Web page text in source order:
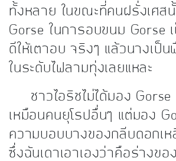
ทั้งหลาย ในขณะที่คนฝรั่งเศส
Gorse ในการอบขนม Gorse
ดีให้เตาอบ จริงๆ แล้วนางเป็
ในระดับไฟลามทุ่งเลยแหละ
ชาวไอริชไม่ได้มอง Gorse
เหมือนคนยุโรปอื่นๆ แต่มอง
ความบอบบางของกลีบดอกเห
ซึ่งฉันเดาเอาเองว่าคือร่างข